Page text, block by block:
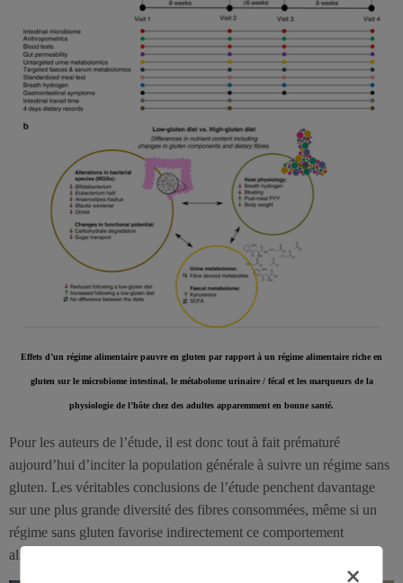
Effets d’un régime alimentaire pauvre en gluten par rapport à un régime alimentaire riche en
gluten sur le microbiome intestinal, le métabolome urinaire / fécal et les marqueurs de la
physiologie de l’hôte chez des adultes apparemment en bonne santé.
Pour les auteurs de l’étude, il est donc tout à fait prématuré
aujourd’hui d’inciter la population générale à suivre un régime sans
gluten. Les véritables conclusions de l’étude penchent davantage
sur une plus grande diversité des fibres consommées, même si un
régime sans gluten favorise indirectement ce comportement
alimentaire.